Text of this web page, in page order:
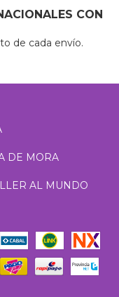
CON
de cada envío.
DE MORA
AL MUNDO